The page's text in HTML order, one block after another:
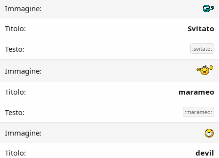
Svitato
:svitato:
marameo
:marameo:
devil